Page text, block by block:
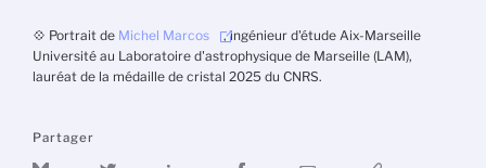
💠 Portrait de Michel Marcos
, ingénieur d'étude Aix-Marseille
Université au Laboratoire d'astrophysique de Marseille (LAM),
lauréat de la médaille de cristal 2025 du CNRS.
Partager